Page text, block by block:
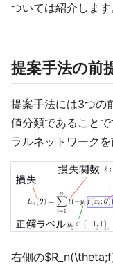
ついては紹介します
提案手法の前
提案手法には3つの
値分類であること
ラルネットワークを
右側の